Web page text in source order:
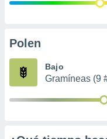
e
publicidad
Polen
Bajo
Gramíneas (9